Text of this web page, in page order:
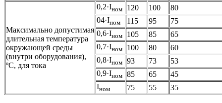
Максимально допустимая
длительная температура
окружающей среды
(внутри оборудования),
ºС, для тока
0,2·Iном 120 100
80
04·Iном 115 95
75
0,6·Iном 105 85
65
0,7·Iном 100 80
60
0,8·Iном 93 73
53
0,9·Iном 85 65
45
Iном 75 55 35